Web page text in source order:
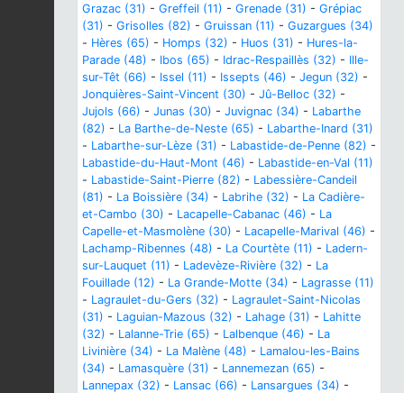
Grazac (31) - Greffeil (11) - Grenade (31) - Grépiac
(31) - Grisolles (82) - Gruissan (11) - Guzargues (34)
- Hères (65) - Homps (32) - Huos (31) - Hures-la-
Parade (48) - Ibos (65) - Idrac-Respaillès (32) - Ille-
sur-Têt (66) - Issel (11) - Issepts (46) - Jegun (32) -
Jonquières-Saint-Vincent (30) - Jû-Belloc (32) -
Jujols (66) - Junas (30) - Juvignac (34) - Labarthe
(82) - La Barthe-de-Neste (65) - Labarthe-Inard (31)
- Labarthe-sur-Lèze (31) - Labastide-de-Penne (82) -
Labastide-du-Haut-Mont (46) - Labastide-en-Val (11)
- Labastide-Saint-Pierre (82) - Labessière-Candeil
(81) - La Boissière (34) - Labrihe (32) - La Cadière-
et-Cambo (30) - Lacapelle-Cabanac (46) - La
Capelle-et-Masmolène (30) - Lacapelle-Marival (46) -
Lachamp-Ribennes (48) - La Courtète (11) - Ladern-
sur-Lauquet (11) - Ladevèze-Rivière (32) - La
Fouillade (12) - La Grande-Motte (34) - Lagrasse (11)
- Lagraulet-du-Gers (32) - Lagraulet-Saint-Nicolas
(31) - Laguian-Mazous (32) - Lahage (31) - Lahitte
(32) - Lalanne-Trie (65) - Lalbenque (46) - La
Livinière (34) - La Malène (48) - Lamalou-les-Bains
(34) - Lamasquère (31) - Lannemezan (65) -
Lannepax (32) - Lansac (66) - Lansargues (34) -